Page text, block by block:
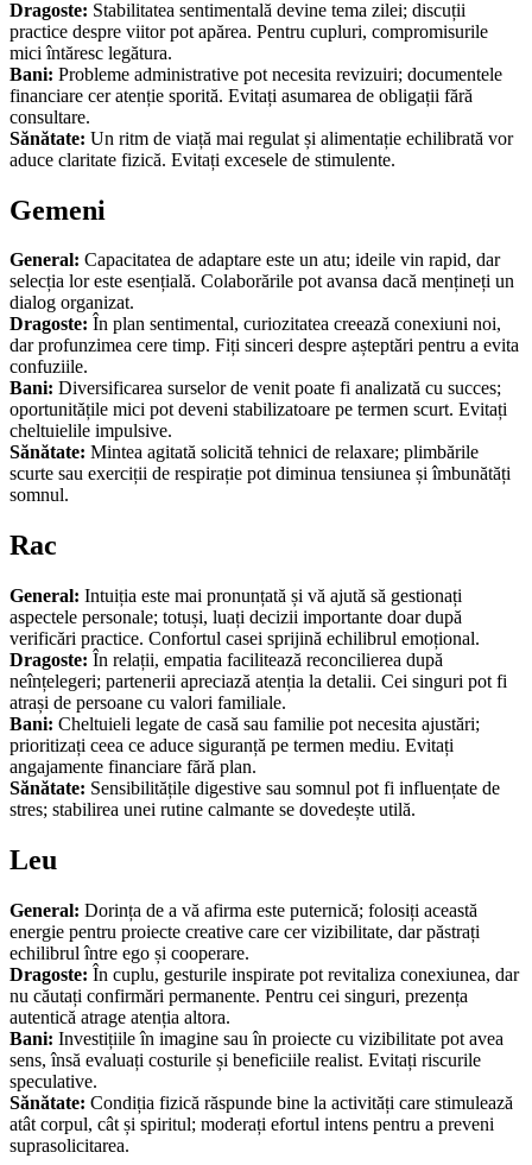
Dragoste: Stabilitatea sentimentală devine tema zilei; discuții
practice despre viitor pot apărea. Pentru cupluri, compromisurile
mici întăresc legătura.
Bani: Probleme administrative pot necesita revizuiri; documentele
financiare cer atenție sporită. Evitați asumarea de obligații fără
consultare.
Sănătate: Un ritm de viață mai regulat și alimentație echilibrată vor
aduce claritate fizică. Evitați excesele de stimulente.
Gemeni
General: Capacitatea de adaptare este un atu; ideile vin rapid, dar
selecția lor este esențială. Colaborările pot avansa dacă mențineți un
dialog organizat.
Dragoste: În plan sentimental, curiozitatea creează conexiuni noi,
dar profunzimea cere timp. Fiți sinceri despre așteptări pentru a evita
confuziile.
Bani: Diversificarea surselor de venit poate fi analizată cu succes;
oportunitățile mici pot deveni stabilizatoare pe termen scurt. Evitați
cheltuielile impulsive.
Sănătate: Mintea agitată solicită tehnici de relaxare; plimbările
scurte sau exerciții de respirație pot diminua tensiunea și îmbunătăți
somnul.
Rac
General: Intuiția este mai pronunțată și vă ajută să gestionați
aspectele personale; totuși, luați decizii importantе doar după
verificări practice. Confortul casei sprijină echilibrul emoțional.
Dragoste: În relații, empatia facilitează reconcilierea după
neînțelegeri; partenerii apreciază atenția la detalii. Cei singuri pot fi
atrași de persoane cu valori familiale.
Bani: Cheltuieli legate de casă sau familie pot necesita ajustări;
prioritizați ceea ce aduce siguranță pe termen mediu. Evitați
angajamente financiare fără plan.
Sănătate: Sensibilitățile digestive sau somnul pot fi influențate de
stres; stabilirea unei rutine calmante se dovedește utilă.
Leu
General: Dorința de a vă afirma este puternică; folosiți această
energie pentru proiecte creative care cer vizibilitate, dar păstrați
echilibrul între ego și cooperare.
Dragoste: În cuplu, gesturile inspirate pot revitaliza conexiunea, dar
nu căutați confirmări permanente. Pentru cei singuri, prezența
autentică atrage atenția altora.
Bani: Investițiile în imagine sau în proiecte cu vizibilitate pot avea
sens, însă evaluați costurile și beneficiile realist. Evitați riscurile
speculative.
Sănătate: Condiția fizică răspunde bine la activități care stimulează
atât corpul, cât și spiritul; moderați efortul intens pentru a preveni
suprasolicitarea.